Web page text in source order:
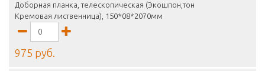
Доборная планка, телескопическая (Экошпон,тон
Кремовая лиственница), 150*08*2070мм
975 руб.